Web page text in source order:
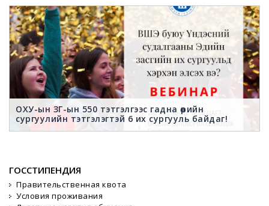
ОХУ-ын ЗГ-ын 550 тэтгэлгээс гадна өөрийн
сургуулийн тэтгэлэгтэй 6 их сургууль байдаг!
ГОССТИПЕНДИЯ
Правительственная квота
Условия проживания